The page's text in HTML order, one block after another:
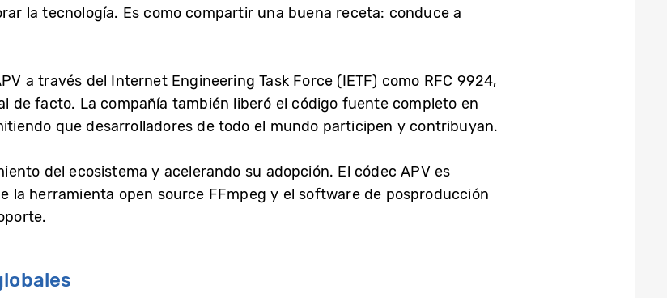
la tecnología. Es como compartir una buena receta: conduce a
a través del Internet Engineering Task Force (IETF) como RFC 9924,
de facto. La compañía también liberó el código fuente completo en
que desarrolladores de todo el mundo participen y contribuyan.
del ecosistema y acelerando su adopción. El códec APV es
la herramienta open source FFmpeg y el software de posproducción